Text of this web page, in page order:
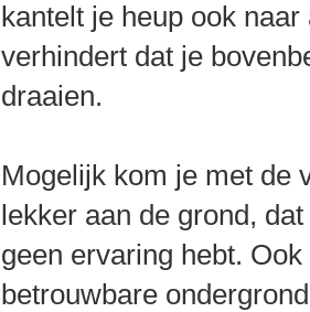
kantelt je heup ook
verhindert dat je
draaien.
Mogelijk kom je met de
lekker aan de grond,
geen ervaring hebt.
betrouwbare